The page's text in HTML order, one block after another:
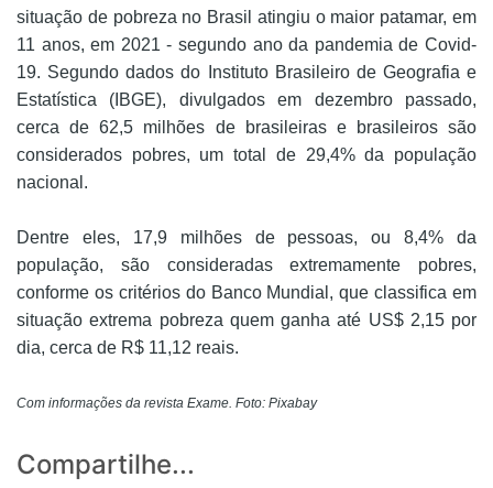
situação de pobreza no Brasil atingiu o maior patamar, em
11 anos, em 2021 - segundo ano da pandemia de Covid-
19. Segundo dados do Instituto Brasileiro de Geografia e
Estatística (IBGE), divulgados em dezembro passado,
cerca de 62,5 milhões de brasileiras e brasileiros são
considerados pobres, um total de 29,4% da população
nacional.
Dentre eles, 17,9 milhões de pessoas, ou 8,4% da
população, são consideradas extremamente pobres,
conforme os critérios do Banco Mundial, que classifica em
situação extrema pobreza quem ganha até US$ 2,15 por
dia, cerca de R$ 11,12 reais.
Com informações da revista Exame. Foto: Pixabay
Compartilhe...